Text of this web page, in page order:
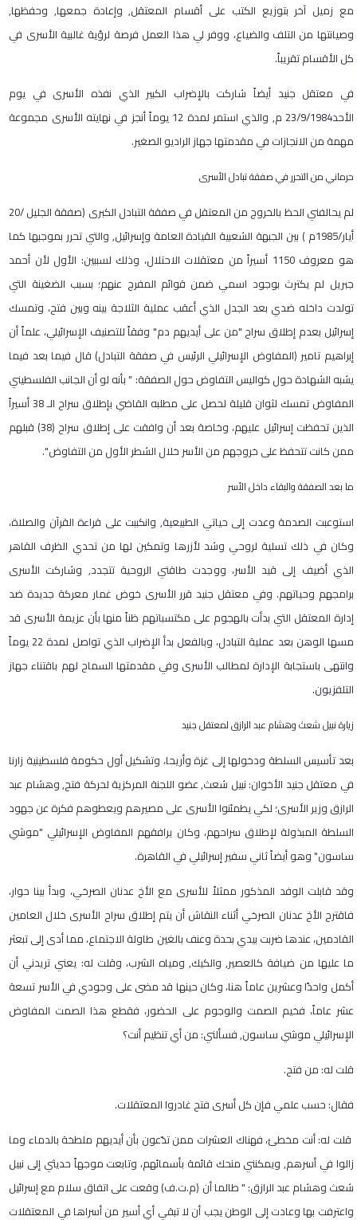
مع زميل آخر بتوزيع الكتب على أقسام المعتقل, وإعادة جمعها, وحفظها,
وصيانتها من التلف والضياع، ووفر لي هذا العمل فرصة لرؤية غالبية الأسرى في
كل الأقسام تقريباً.
في معتقل جنيد أيضاً شاركت بالإضراب الكبير الذي نفذه الأسرى في يوم
الأحد23/9/1984 م, والذي استمر لمدة 12يوماً أنجز في نهايته الأسرى مجموعة
مهمة من الانجازات في مقدمتها جهاز الراديو الصغير.
حرماني من التحرر في صفقة تبادل الأسرى
لم يحالفني الحظ بالخروج من المعتقل في صفقة التبادل الكبرى (صفقة الجليل20/
أيار/
1985م ( بين الجبهة الشعبية القيادة العامة وإسرائيل, والتي تحرر بموجبها كما
هو معروف 1150 أسيراً من معتقلات الاحتلال، وذلك لسببين: الأول لأن أحمد
جبريل لم يكترث بوجود اسمي ضمن قوائم المفرج عنهم؛ بسبب الضغينة التي
تولدت داخله ضدي بعد الجدل الذي أعقب عملية الثلاجة بينه وبين فتح، وتمسك
إسرائيل بعدم إطلاق سراح "من على أيديهم دم" وفقاً للتصنيف الإسرائيلي، علماً أن
إبراهيم تامير )المفاوض الإسرائيلي الرئيس في صفقة التبادل) قال فيما بعد فيما
يشبه الشهادة حول كواليس التفاوض حول الصفقة: "بأنه لو أن الجانب الفلسطيني
المفاوض تمسك لثوان قليلة لحصل على مطلبه القاضي بإطلاق سراح الـ38أسيراً
الذين تحفظت إسرائيل عليهم، وخاصة بعد أن وافقت على إطلاق سراح (38) قبلهم
ممن كانت تتحفظ على خروجهم من الأسر خلال الشطر الأول من التفاوض"
.
ما بعد الصفقة والبقاء داخل الأسر
استوعبت الصدمة وعدت إلى حياتي الطبيعية, وانكببت على قراءة القرآن والصلاة،
وكان في ذلك تسلية لروحي وشد لأزرها وتمكين لها من تحدي الظرف القاهر
الذي أضيف إلى قيد الأسر، ووجدت طاقتي الروحية تتجدد, وشاركت الأسرى
برامجهم وحياتهم. وفي معتقل جنيد قرر الأسرى خوض غمار معركة جديدة ضد
إدارة المعتقل التي بدأت بالهجوم على مكتسباتهم ظناً منها بأن عزيمة الأسرى قد
مسها الوهن بعد عملية التبادل، وبالفعل بدأ الإضراب الذي تواصل لمدة 22 يوماً
وانتهى باستجابة الإدارة لمطالب الأسرى وفي مقدمتها السماح لهم باقتناء جهاز
التلفزيون.
زيارة نبيل شعث وهشام عبد الرازق لمعتقل جنيد
بعد تأسيس السلطة ودخولها إلى غزة وأريحا، وتشكيل أول حكومة فلسطينية زارنا
في معتقل جنيد الأخوان: نبيل شعث, عضو اللجنة المركزية لحركة فتح, وهشام عبد
الرازق وزير الأسرى؛ لكي يطمئنوا الأسرى على مصيرهم ويعطوهم فكرة عن جهود
السلطة المبذولة لإطلاق سراحهم، وكان يرافقهم المفاوض الإسرائيلي "موشي
ساسون" وهو أيضاً ثاني سفير إسرائيلي في القاهرة.
وقد قابلت الوفد المذكور ممثلاً للأسرى مع الأخ عدنان الصرخي، وبدأ بينا حوار،
فاقترح الأخ عدنان الصرخي أثناء النقاش أن يتم إطلاق سراح الأسرى خلال العامين
القادمين، عندها ضربت بيدي بحدة وعنف بالغين طاولة الاجتماع، مما أدى إلى تبعثر
ما عليها من ضيافة كالعصير, والكيك, ومياه الشرب، وقلت له: يعني تريدني أن
أكمل واحدًا وعشرين عاماً هنا، وكان حينها قد مضى على وجودي في الأسر تسعة
عشر عاماً، فخيم الصمت والوجوم على الحضور، فقطع هذا الصمت المفاوض
الإسرائيلي موشي ساسون, فسألني: من أي تنظيم أنت؟
قلت له: من فتح.
فقال: حسب علمي فإن كل أسرى فتح غادروا المعتقلات.
قلت له: أنت مخطئ، فهناك العشرات ممن تدّعون بأن أيديهم ملطخة بالدماء وما
زالوا في أسرهم, ويمكنني منحك قائمة بأسمائهم، وتابعت موجهاً حديثي إلى نبيل
شعث وهشام عبد الرازق:"طالما أن (م.ت.ف) وقعت على اتفاق سلام مع إسرائيل
واعترفت بها وعادت إلى الوطن يجب أن لا تبقي أي أسير من أسراها في المعتقلات